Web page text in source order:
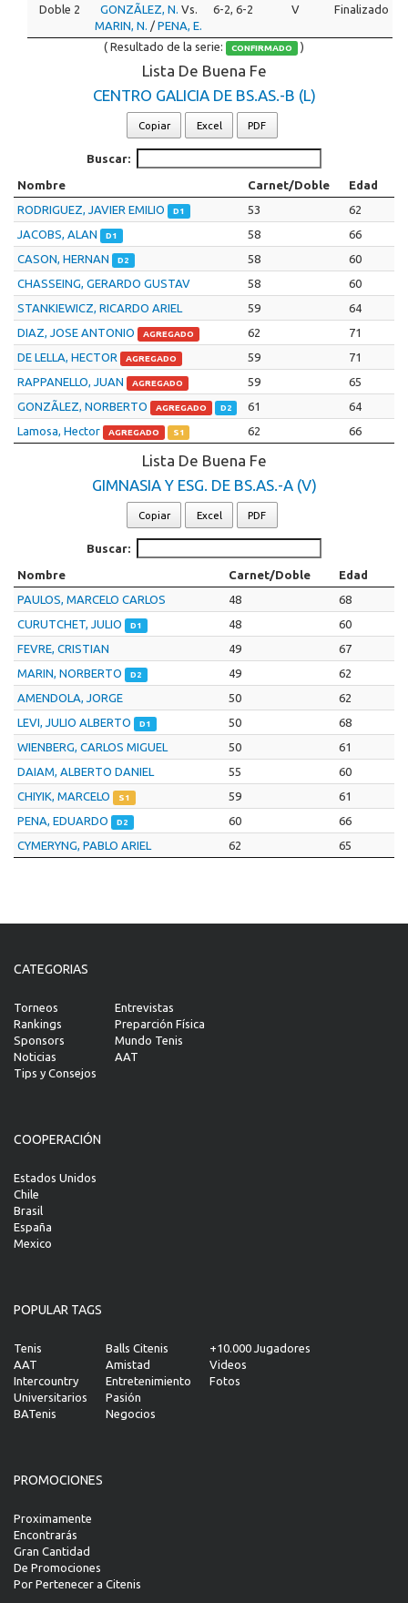
Doble 2
GONZÃLEZ, N. Vs.
MARIN, N. / PENA, E.
6-2, 6-2 V Finalizado
( Resultado de la serie: CONFIRMADO )
Lista De Buena Fe
CENTRO GALICIA DE BS.AS.-B (L)
Copiar Excel PDF
Buscar:
Nombre Carnet/Doble
Edad
RODRIGUEZ, JAVIER EMILIO
D1 53
62
JACOBS, ALAN
D1 58
66
CASON, HERNAN
D2 58
60
CHASSEING, GERARDO GUSTAV
58
60
STANKIEWICZ, RICARDO ARIEL
59
64
DIAZ, JOSE ANTONIO
AGREGADO 62
71
DE LELLA, HECTOR
AGREGADO 59
71
RAPPANELLO, JUAN
AGREGADO 59
65
GONZÃLEZ, NORBERTO
AGREGADO D2 61
64
Lamosa, Hector
AGREGADO S1 62 66
Lista De Buena Fe
GIMNASIA Y ESG. DE BS.AS.-A (V)
Copiar Excel PDF
Buscar:
Nombre Carnet/Doble
Edad
PAULOS, MARCELO CARLOS
48
68
CURUTCHET, JULIO
D1 48
60
FEVRE, CRISTIAN
49
67
MARIN, NORBERTO
D2 49
62
AMENDOLA, JORGE
50
62
LEVI, JULIO ALBERTO
D1 50
68
WIENBERG, CARLOS MIGUEL
50
61
DAIAM, ALBERTO DANIEL
55
60
CHIYIK, MARCELO
S1 59
61
PENA, EDUARDO
D2 60
66
CYMERYNG, PABLO ARIEL
62 65
CATEGORIAS
Torneos
Rankings
Sponsors
Noticias
Tips y Consejos
Entrevistas
Preparción Física
Mundo Tenis
AAT
COOPERACIÓN
Estados Unidos
Chile
Brasil
España
Mexico
POPULAR TAGS
Tenis
AAT
Intercountry
Universitarios
BATenis
Balls Citenis
Amistad
Entretenimiento
Pasión
Negocios
+10.000 Jugadores
Videos
Fotos
PROMOCIONES
Proximamente
Encontrarás
Gran Cantidad
De Promociones
Por Pertenecer a Citenis